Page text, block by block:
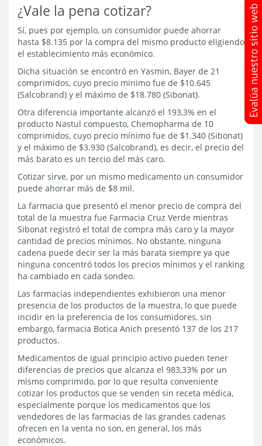
¿Vale la pena cotizar?
Sí, pues por ejemplo, un consumidor puede ahorrar
hasta $8.135 por la compra del mismo producto eligiendo
el establecimiento más económico.
Dicha situación se encontró en Yasmin, Bayer de 21
comprimidos, cuyo precio mínimo fue de $10.645
(Salcobrand) y el máximo de $18.780 (Sibonat).
Otra diferencia importante alcanzó el 193,3% en el
producto Nastul compuesto, Chemopharma de 10
comprimidos, cuyo precio mínimo fue de $1.340 (Sibonat)
y el máximo de $3.930 (Salcobrand), es decir, el precio del
más barato es un tercio del más caro.
Cotizar sirve, por un mismo medicamento un consumidor
puede ahorrar más de $8 mil.
La farmacia que presentó el menor precio de compra del
total de la muestra fue Farmacia Cruz Verde mientras
Sibonat registró el total de compra más caro y la mayor
cantidad de precios mínimos. No obstante, ninguna
cadena puede decir ser la más barata siempre ya que
ninguna concentró todos los precios mínimos y el ranking
ha cambiado en cada sondeo.
Las farmacias independientes exhibieron una menor
presencia de los productos de la muestra, lo que puede
incidir en la preferencia de los consumidores, sin
embargo, farmacia Botica Anich presentó 137 de los 217
productos.
Medicamentos de igual principio activo pueden tener
diferencias de precios que alcanza el 983,33% por un
mismo comprimido, por lo que resulta conveniente
cotizar los productos que se venden sin receta médica,
especialmente porque los medicamentos que los
vendedores de las farmacias de las grandes cadenas
ofrecen en la venta no son, en general, los más
económicos.